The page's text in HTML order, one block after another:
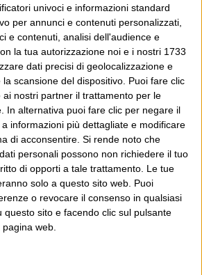
univoci e informazioni standard
per annunci e contenuti personalizzati,
e contenuti, analisi dell'audience e
la tua autorizzazione noi e i nostri 1733
dati precisi di geolocalizzazione e
scansione del dispositivo. Puoi fare clic
ai nostri partner il trattamento per le
In alternativa puoi fare clic per negare il
informazioni più dettagliate e modificare
di acconsentire. Si rende noto che
personali possono non richiedere il tuo
di opporti a tale trattamento. Le tue
solo a questo sito web. Puoi
o revocare il consenso in qualsiasi
questo sito e facendo clic sul pulsante
web.
POST SUCCESSIVO
A me piace “The rip”